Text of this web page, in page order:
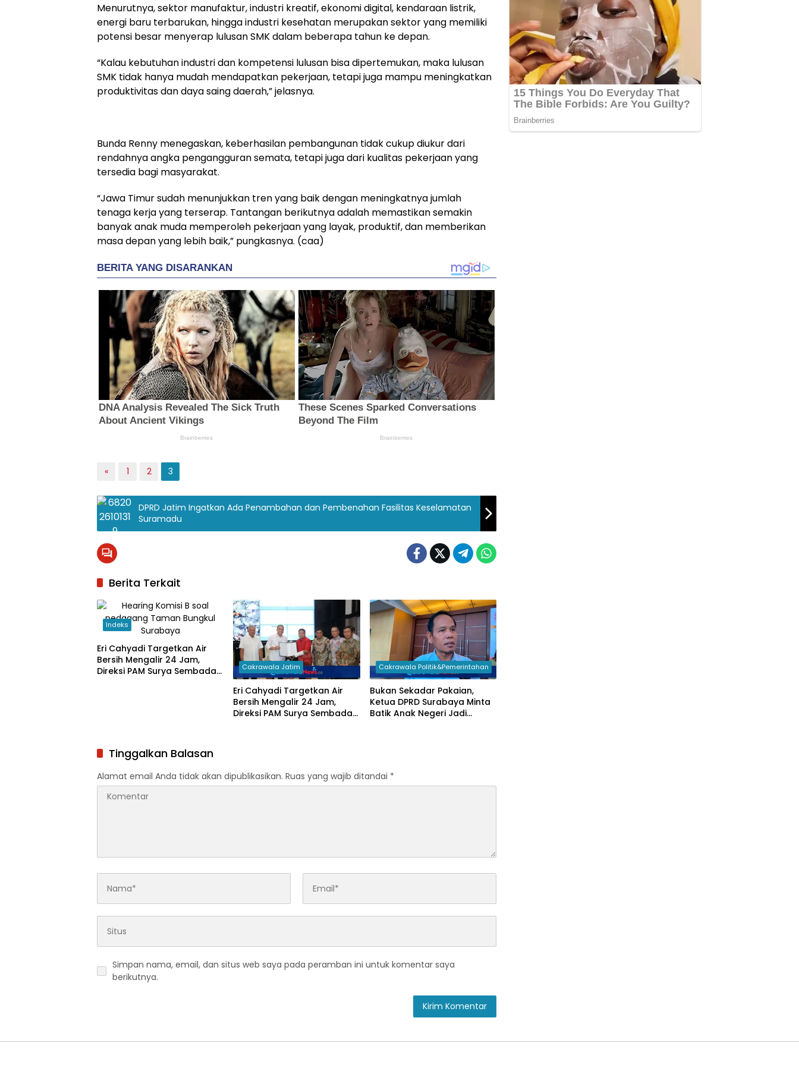
Menurutnya, sektor manufaktur, industri kreatif, ekonomi digital, kendaraan listrik,
energi baru terbarukan, hingga industri kesehatan merupakan sektor yang memiliki
potensi besar menyerap lulusan SMK dalam beberapa tahun ke depan.
“Kalau kebutuhan industri dan kompetensi lulusan bisa dipertemukan, maka lulusan
SMK tidak hanya mudah mendapatkan pekerjaan, tetapi juga mampu meningkatkan
produktivitas dan daya saing daerah,” jelasnya.
Bunda Renny menegaskan, keberhasilan pembangunan tidak cukup diukur dari
rendahnya angka pengangguran semata, tetapi juga dari kualitas pekerjaan yang
tersedia bagi masyarakat.
“Jawa Timur sudah menunjukkan tren yang baik dengan meningkatnya jumlah
tenaga kerja yang terserap. Tantangan berikutnya adalah memastikan semakin
banyak anak muda memperoleh pekerjaan yang layak, produktif, dan memberikan
masa depan yang lebih baik,” pungkasnya. (caa)
« 1 2 3
DPRD Jatim Ingatkan Ada Penambahan dan Pembenahan Fasilitas Keselamatan
Suramadu
Berita Terkait
Indeks
Eri Cahyadi Targetkan Air
Bersih Mengalir 24 Jam,
Direksi PAM Surya Sembada
Cakrawala Jatim
Eri Cahyadi Targetkan Air
Bersih Mengalir 24 Jam,
Direksi PAM Surya Sembada
Cakrawala Politik&Pemerintahan
Bukan Sekadar Pakaian,
Ketua DPRD Surabaya Minta
Batik Anak Negeri Jadi
Tinggalkan Balasan
Alamat email Anda tidak akan dipublikasikan. Ruas yang wajib ditandai *
Simpan nama, email, dan situs web saya pada peramban ini untuk komentar saya
berikutnya.